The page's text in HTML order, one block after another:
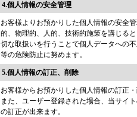
4.個人情報の安全管理
お客様よりお預かりした個人情報の安全
的、物理的、人的、技術的施策を講じる
切な取扱いを行うことで個人データへの
等の危険防止に努めます。
5.個人情報の訂正、削除
お客様からお預かりした個人情報の訂正
また、ユーザー登録された場合、当サイ
の訂正が出来ます。